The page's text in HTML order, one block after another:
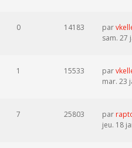
0 14183 par
sam. 27
1 15533 par
mar. 23
7 25803 par
jeu. 18